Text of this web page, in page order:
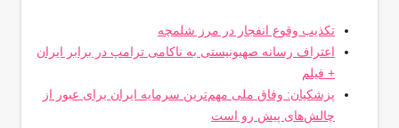
تکذیب وقوع انفجار در مرز شلمچه
اعتراف رسانه صهیونیستی به ناکامی ترامپ در برابر ایران
+ فیلم
پزشکیان: وفاق ملی مهم‌ترین سرمایه ایران برای عبور از
چالش‌های پیش رو است